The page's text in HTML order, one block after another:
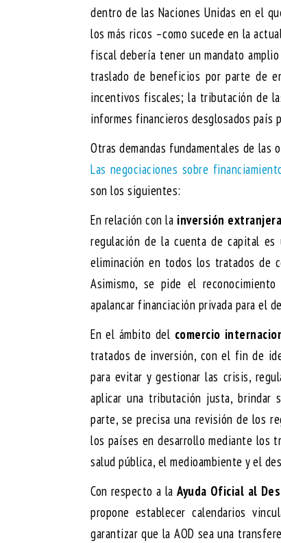
dentro de las Naciones Unidas en el
los más ricos –como sucede en la
fiscal debería tener un mandato
traslado de beneficios por parte de
incentivos fiscales; la tributación de
informes financieros desglosados
Otras demandas fundamentales de las
Las negociaciones sobre
son los siguientes:
En relación con la inversión
regulación de la cuenta de capital
eliminación en todos los tratados de
Asimismo, se pide el
apalancar financiación privada para el
En el ámbito del comercio
tratados de inversión, con el fin de
para evitar y gestionar las crisis,
aplicar una tributación justa, brindar
parte, se precisa una revisión de los
los países en desarrollo mediante los
salud pública, el medioambiente y el
Con respecto a laAyuda Oficial al
propone establecer calendarios
garantizar que la AOD sea una